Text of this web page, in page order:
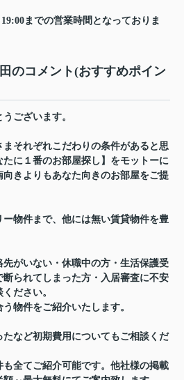
までの営業時間となっておりま
のコメント(おすすめポイン
ございます。
それぞれこだわりの条件があると思
に１番のお部屋探し】をモットーに
きよりもあなた向きのお部屋をご提
物件まで、他には無い賃貸物件を豊
がいない・休職中の方・生活保護受
られてしまった方・入居審査に不安
ださい。
物件をご紹介いたします。
など初期費用についてもご相談くだ
全てご紹介可能です。他社様の掲載